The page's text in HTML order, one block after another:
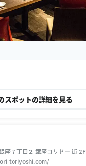
スポットの詳細を見る
座７丁目２ 銀座コリドー 街 2F
toriyoshi.com/